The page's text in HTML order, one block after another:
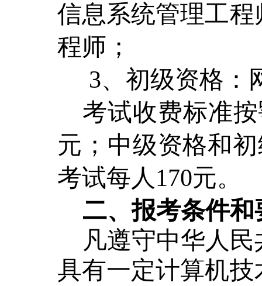
信息系统管理工
程师；
3、初级资格：
考试收费标准
元；中级资格和
考试每人170元。
二、报考条件和
凡遵守中华人
具有一定计算机